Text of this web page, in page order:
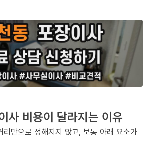
사 비용이 달라지는 이유
리만으로 정해지지 않고, 보통 아래 요소가